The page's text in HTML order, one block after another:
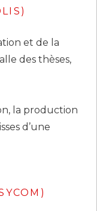
et de la
des thèses,
la production
d’une